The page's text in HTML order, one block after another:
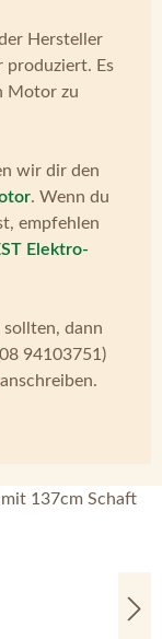
Hersteller
produziert. Es
Motor zu
wir dir den
. Wenn du
empfehlen
Elektro-
sollten, dann
94103751)
anschreiben.